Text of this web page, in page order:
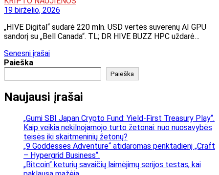
19 birželio, 2026
„HIVE Digital“ sudarė 220 mln. USD vertės suverenų AI GPU
sandorį su „Bell Canada“. TL; DR HIVE BUZZ HPC uždarė…
Navigacija
tarp
įrašų
Senesni įrašai
Paieška
Paieška
Naujausi įrašai
„Gumi SBI Japan Crypto Fund: Yield-First Treasury Play“.
Kaip veikia nekilnojamojo turto žetonai: nuo nuosavybės
teisės iki skaitmeninių žetonų?
„9 Goddesses Adventure“ atidaromas penktadienį „Craft
– Hypergrid Business“.
„Bitcoin“ keturių savaičių laimėjimų serijos testas, kai